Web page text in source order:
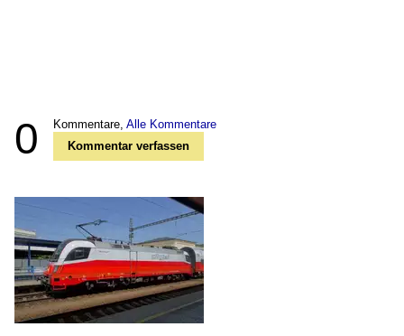
0 Kommentare, Alle Kommentare
Kommentar verfassen